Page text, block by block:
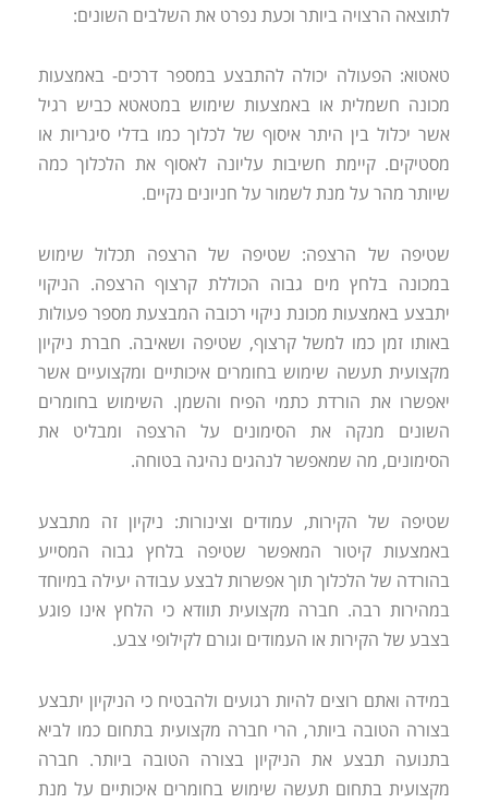
לתוצאה הרצויה ביותר וכעת נפרט את השלבים השונים:
טאטוא: הפעולה יכולה להתבצע במספר דרכים- באמצעות
מכונה חשמלית או באמצעות שימוש במטאטא כביש רגיל
אשר יכלול בין היתר איסוף של לכלוך כמו בדלי סיגריות או
מסטיקים. קיימת חשיבות עליונה לאסוף את הלכלוך כמה
שיותר מהר על מנת לשמור על חניונים נקיים.
שטיפה של הרצפה: שטיפה של הרצפה תכלול שימוש
במכונה בלחץ מים גבוה הכוללת קרצוף הרצפה. הניקוי
יתבצע באמצעות מכונת ניקוי רכובה המבצעת מספר פעולות
באותו זמן כמו למשל קרצוף, שטיפה ושאיבה. חברת ניקיון
מקצועית תעשה שימוש בחומרים איכותיים ומקצועיים אשר
יאפשרו את הורדת כתמי הפיח והשמן. השימוש בחומרים
השונים מנקה את הסימונים על הרצפה ומבליט את
הסימונים, מה שמאפשר לנהגים נהיגה בטוחה.
שטיפה של הקירות, עמודים וצינורות: ניקיון זה מתבצע
באמצעות קיטור המאפשר שטיפה בלחץ גבוה המסייע
בהורדה של הלכלוך תוך אפשרות לבצע עבודה יעילה במיוחד
במהירות רבה. חברה מקצועית תוודא כי הלחץ אינו פוגע
בצבע של הקירות או העמודים וגורם לקילופי צבע.
במידה ואתם רוצים להיות רגועים ולהבטיח כי הניקיון יתבצע
בצורה הטובה ביותר, הרי חברה מקצועית בתחום כמו לביא
בתנועה תבצע את הניקיון בצורה הטובה ביותר. חברה
מקצועית בתחום תעשה שימוש בחומרים איכותיים על מנת